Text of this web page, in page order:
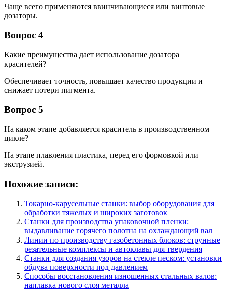
Чаще всего применяются ввинчивающиеся или винтовые
дозаторы.
Вопрос 4
Какие преимущества дает использование дозатора
красителей?
Обеспечивает точность, повышает качество продукции и
снижает потери пигмента.
Вопрос 5
На каком этапе добавляется краситель в производственном
цикле?
На этапе плавления пластика, перед его формовкой или
экструзией.
Похожие записи:
Токарно-карусельные станки: выбор оборудования для
обработки тяжелых и широких заготовок
Станки для производства упаковочной пленки:
выдавливание горячего полотна на охлаждающий вал
Линии по производству газобетонных блоков: струнные
резательные комплексы и автоклавы для твердения
Станки для создания узоров на стекле песком: установки
обдува поверхности под давлением
Способы восстановления изношенных стальных валов:
наплавка нового слоя металла